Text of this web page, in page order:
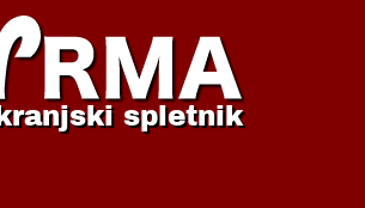
kranjski spletnik